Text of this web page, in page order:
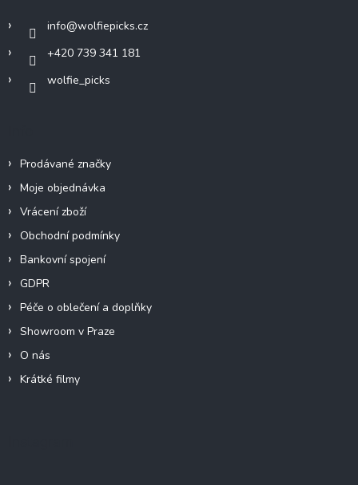
info@wolfiepicks.cz
+420 739 341 181
wolfie_picks
Prodávané značky
Moje objednávka
Vrácení zboží
Obchodní podmínky
Bankovní spojení
GDPR
Péče o oblečení a doplňky
Showroom v Praze
O nás
Krátké filmy